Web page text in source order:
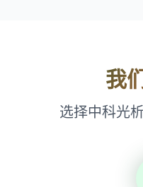
我
选择中科光